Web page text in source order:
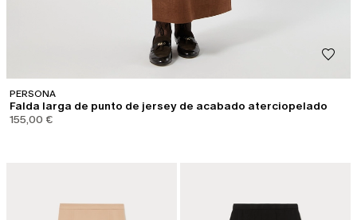
PERSONA
Falda larga de punto de jersey de acabado aterciopelado
155,00 €